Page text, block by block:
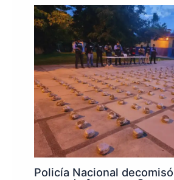
Policía Nacional